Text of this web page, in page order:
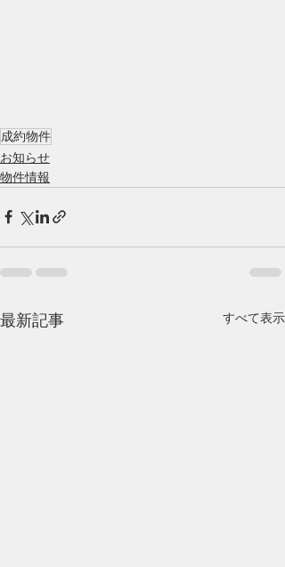
成約物件
お知らせ
物件情報
最新記事 すべて表示